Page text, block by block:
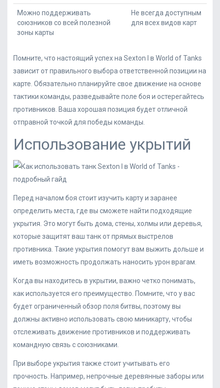
Можно поддерживать
союзников со всей полезной
зоны карты
Не всегда доступным
для всех видов карт
Помните, что настоящий успех на Sexton I в World of Tanks
зависит от правильного выбора ответственной позиции на
карте. Обязательно планируйте свое движение на основе
тактики команды, разведывайте поле боя и остерегайтесь
противников. Ваша хорошая позиция будет отличной
отправной точкой для победы команды.
Использование укрытий
Перед началом боя стоит изучить карту и заранее
определить места, где вы сможете найти подходящие
укрытия. Это могут быть дома, стены, холмы или деревья,
которые защитят ваш танк от прямых выстрелов
противника. Такие укрытия помогут вам выжить дольше и
иметь возможность продолжать наносить урон врагам.
Когда вы находитесь в укрытии, важно четко понимать,
как используется его преимущество. Помните, что у вас
будет ограниченный обзор поля битвы, поэтому вы
должны активно использовать свою миникарту, чтобы
отслеживать движение противников и поддерживать
командную связь с союзниками.
При выборе укрытия также стоит учитывать его
прочность. Например, непрочные деревянные заборы или